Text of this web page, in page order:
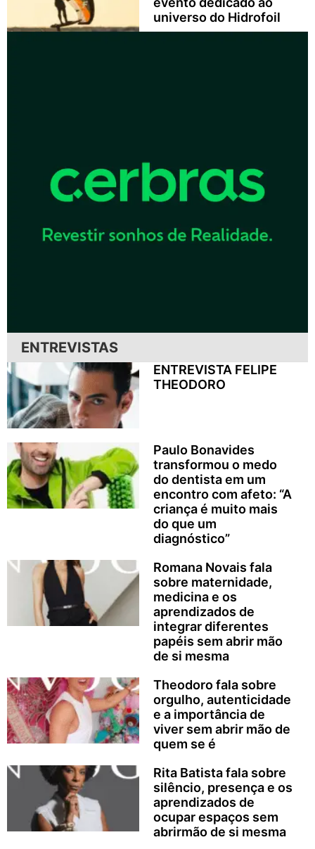
universo do Hidrofoil
ENTREVISTAS
ENTREVISTA FELIPE
THEODORO
Paulo Bonavides
transformou o medo
do dentista em um
encontro com afeto: “A
criança é muito mais
do que um
diagnóstico”
Romana Novais fala
sobre maternidade,
medicina e os
aprendizados de
integrar diferentes
papéis sem abrir mão
de si mesma
Theodoro fala sobre
orgulho, autenticidade
e a importância de
viver sem abrir mão de
quem se é
Rita Batista fala sobre
silêncio, presença e os
aprendizados de
ocupar espaços sem
abrirmão de si mesma